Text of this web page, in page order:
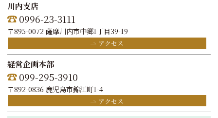
川内支店
0996-23-3111
〒895-0072 薩摩川内市中郷1丁目39-19
アクセス
経営企画本部
099-295-3910
〒892-0836 鹿児島市錦江町1-4
アクセス